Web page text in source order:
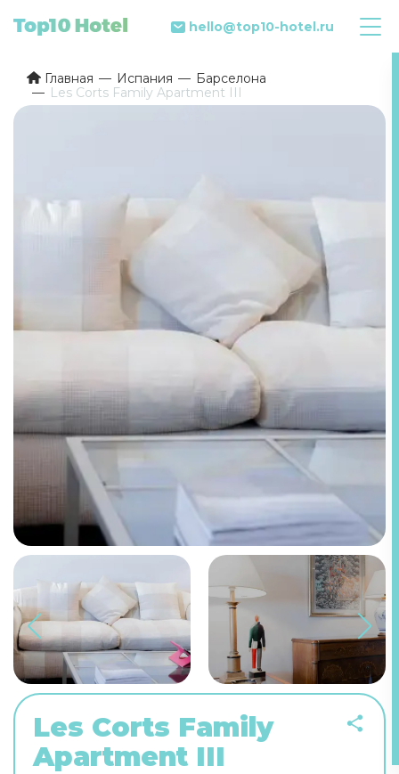
hello@top10-hotel.ru
Главная Испания
Барселона
Les Corts Family Apartment III
Les Corts Family
Apartment III